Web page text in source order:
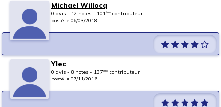
Michael Willocq
0 avis - 12 notes - 101 ème contributeur
posté le 06/03/2018
Ylec
0 avis - 8 notes - 137ème contributeur
posté le 07/11/2016